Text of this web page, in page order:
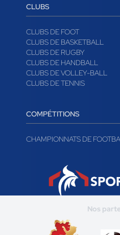
CLUBS
CLUBS DE FOOT
CLUBS DE BASKETBALL
CLUBS DE RUGBY
CLUBS DE HANDBALL
CLUBS DE VOLLEY-BALL
CLUBS DE TENNIS
COMPÉTITIONS
CHAMPIONNATS DE
Nos